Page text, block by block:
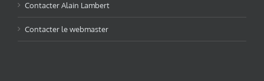
Contacter Alain Lambert
Contacter le webmaster